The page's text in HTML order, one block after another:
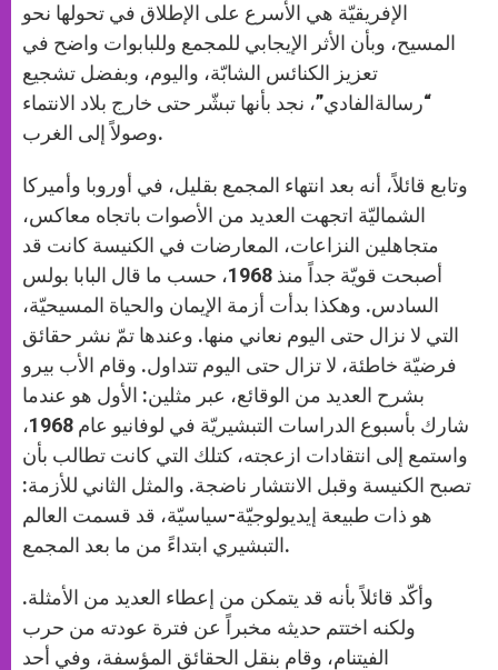
الإفريقيّة هي الأسرع على الإطلاق في تحولها نحو
المسيح، وبأن الأثر الإيجابي للمجمع وللبابوات واضح في
تعزيز الكنائس الشابّة، واليوم، وبفضل تشجيع
“رسالةالفادي”، نجد بأنها تبشّر حتى خارج بلاد الانتماء
وصولاً إلى الغرب.
وتابع قائلاً، أنه بعد انتهاء المجمع بقليل، في أوروبا وأميركا
الشماليّة اتجهت العديد من الأصوات باتجاه معاكس،
متجاهلين النزاعات، المعارضات في الكنيسة كانت قد
أصبحت قويّة جداً منذ 1968، حسب ما قال البابا بولس
السادس. وهكذا بدأت أزمة الإيمان والحياة المسيحيّة،
التي لا نزال حتى اليوم نعاني منها. وعندها تمّ نشر حقائق
فرضيّة خاطئة، لا تزال حتى اليوم تتداول. وقام الأب بيرو
بشرح العديد من الوقائع، عبر مثلين: الأول هو عندما
شارك بأسبوع الدراسات التبشيريّة في لوفانيو عام 1968،
واستمع إلى انتقادات ازعجته، كتلك التي كانت تطالب بأن
تصبح الكنيسة وقبل الانتشار ناضجة. والمثل الثاني للأزمة:
هو ذات طبيعة إيديولوجيّة-سياسيّة، قد قسمت العالم
التبشيري ابتداءً من ما بعد المجمع.
وأكّد قائلاً بأنه قد يتمكن من إعطاء العديد من الأمثلة.
ولكنه اختتم حديثه مخبراً عن فترة عودته من حرب
الفيتنام، وقام بنقل الحقائق المؤسفة، وفي أحد